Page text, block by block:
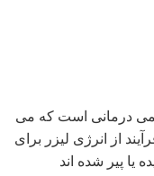
درمانی است که می
از انرژی لیزر برای
یا پیر شده اند